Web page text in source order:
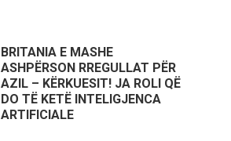
BRITANIA E MASHE
ASHPËRSON RREGULLAT PËR
AZIL – KËRKUESIT! JA ROLI QË
DO TË KETË INTELIGJENCA
ARTIFICIALE